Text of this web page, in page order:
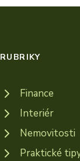
RUBRIKY
Finance
Interiér
Nemovitosti
Praktické